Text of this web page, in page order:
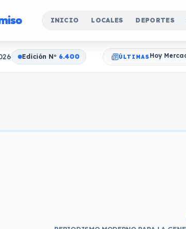
INICIO LOCALES DEPORTES
Edición No 6.400 ÚLTIMAS Hoy